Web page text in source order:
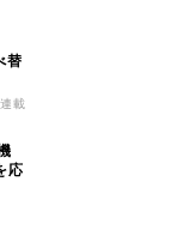
替
連載
応